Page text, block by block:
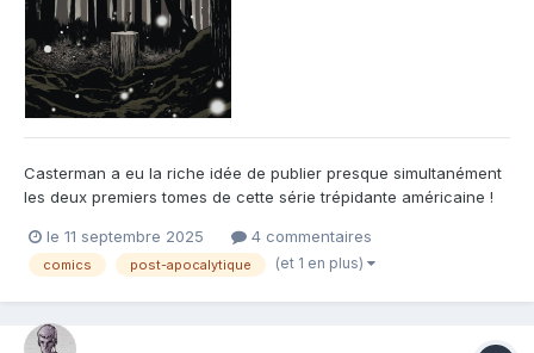
Casterman a eu la riche idée de publier presque simultanément
les deux premiers tomes de cette série trépidante américaine !
personnages et l'univers dans lequel ils évoluent, nous nous
penchons dans ce second tome sur Sid et son parcours. En
le 11 septembre 2025 4 commentaires
comics post-apocalytique (et 1 en plus)